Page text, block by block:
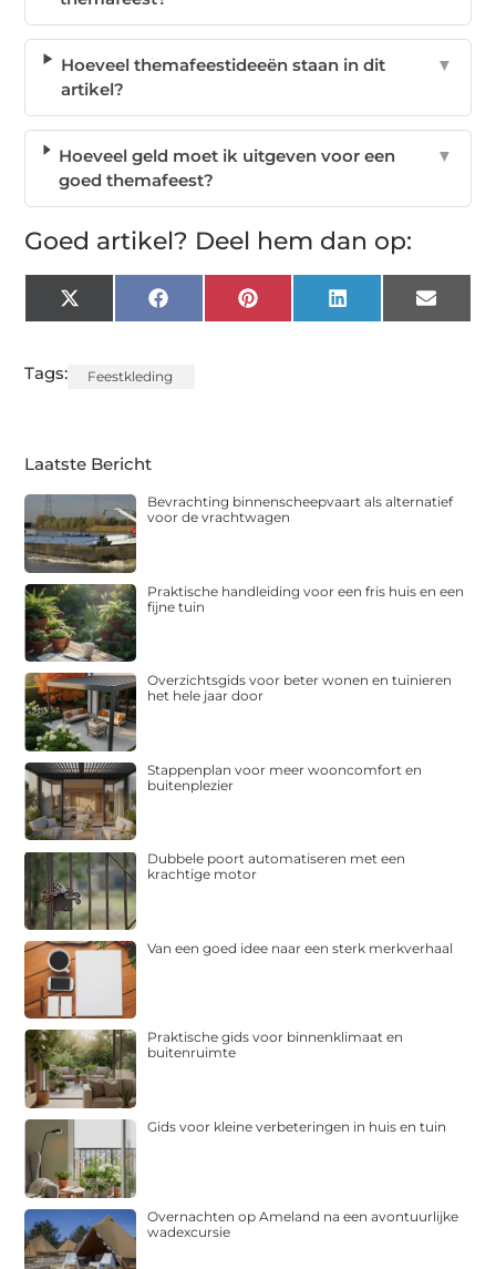
Hoeveel themafeestideeën staan in dit
artikel?
▼
Hoeveel geld moet ik uitgeven voor een
goed themafeest?
▼
Goed artikel? Deel hem dan op:
X
(Twitter)
FacebookPinterest LinkedIn Email
Tags: Feestkleding
Laatste Bericht
Bevrachting binnenscheepvaart als alternatief
voor de vrachtwagen
Praktische handleiding voor een fris huis en een
fijne tuin
Overzichtsgids voor beter wonen en tuinieren
het hele jaar door
Stappenplan voor meer wooncomfort en
buitenplezier
Dubbele poort automatiseren met een
krachtige motor
Van een goed idee naar een sterk merkverhaal
Praktische gids voor binnenklimaat en
buitenruimte
Gids voor kleine verbeteringen in huis en tuin
Overnachten op Ameland na een avontuurlijke
wadexcursie